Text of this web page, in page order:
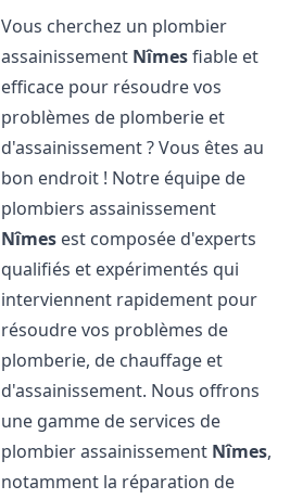
Vous cherchez un plombier
assainissement Nîmesfiable et
efficace pour résoudre vos
problèmes de plomberie et
d'assainissement ? Vous êtes au
bon endroit ! Notre équipe de
plombiers assainissement
Nîmes est composée d'experts
qualifiés et expérimentés qui
interviennent rapidement pour
résoudre vos problèmes de
plomberie, de chauffage et
d'assainissement. Nous offrons
une gamme de services de
plombier assainissement Nîmes,
notamment la réparation de